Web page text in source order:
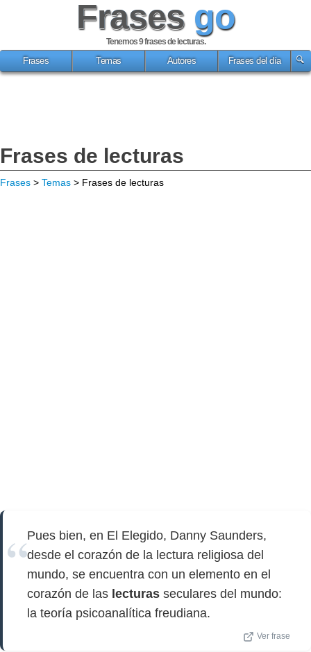
Frases go
Tenemos 9frases de lecturas.
Frases
Temas Autores Frases del día
Frases de lecturas
Frases > Temas > Frases de lecturas
Pues bien, en El Elegido, Danny Saunders,
desde el corazón de la lectura religiosa del
mundo, se encuentra con un elemento en el
corazón de las lecturas seculares del mundo:
la teoría psicoanalítica freudiana.
Ver frase